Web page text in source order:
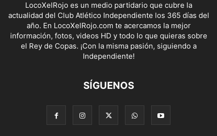
LocoXelRojo es un medio partidario que cubre la
actualidad del Club Atlético Independiente los 365 días del
año. En LocoXelRojo.com te acercamos la mejor
información, fotos, videos HD y todo lo que quieras sobre
el Rey de Copas. ¡Con la misma pasión, siguiendo a
Independiente!
SÍGUENOS